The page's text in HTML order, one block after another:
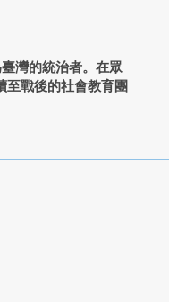
灣的統治者。在眾
至戰後的社會教育團